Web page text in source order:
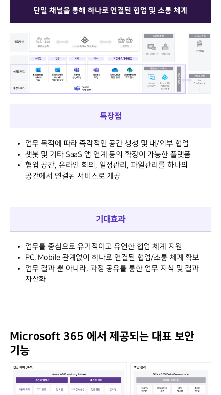
단일 채널을 통해 하나로 연결된 협업 및 소통 체계
특장점
업무 목적에 따라 즉각적인 공간 생성 및 내/외부 협업
챗봇 및 기타 SaaS 앱 연계 등의 확장이 가능한 플랫폼
협업 공간, 온라인 회의, 일정관리, 파일관리를 하나의
공간에서 연결된 서비스로 제공
기대효과
업무를 중심으로 유기적이고 유연한 협업 체계 지원
PC, Mobile 관계없이 하나로 연결된 협업/소통 체계 확보
업무 결과 뿐 아니라, 과정 공유를 통한 업무 지식 및 결과
자산화
Microsoft 365 에서 제공되는 대표 보안
기능